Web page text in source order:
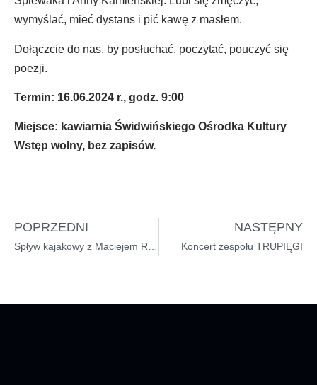
wymyślać, mieć dystans i pić kawę z masłem.
Dołączcie do nas, by posłuchać, poczytać, pouczyć się
poezji.
Termin: 16.06.2024 r., godz. 9:00
Miejsce: kawiarnia Świdwińskiego Ośrodka Kultury
Wstęp wolny, bez zapisów.
POPRZEDNI
Spływ kajakowy z Maciejem Robertem
NASTĘPNY
Koncert zespołu TRUPIĘGI